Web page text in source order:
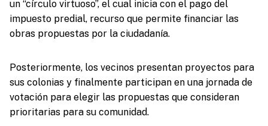
un “círculo virtuoso”, el cual inicia con el pago del
impuesto predial, recurso que permite financiar las
obras propuestas por la ciudadanía.
Posteriormente, los vecinos presentan proyectos para
sus colonias y finalmente participan en una jornada de
votación para elegir las propuestas que consideran
prioritarias para su comunidad.